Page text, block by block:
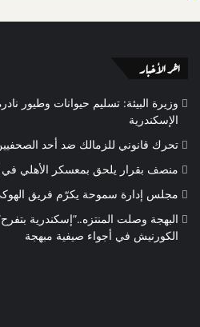
اخر الأخبار
وزيرة البيئة: تسليم حيوانات وطيور
الإسكندرية
تحرك قانوني للزمالك ضد أحد
منصف بقرار يلحق بمعسكر الأهلي في
مجلس إدارة سموحة يكرّم فريق الهوكي
البهجة وصلت المنتزه..”إسكندرية
الكورنيش في أجواء صيفية مبهجة